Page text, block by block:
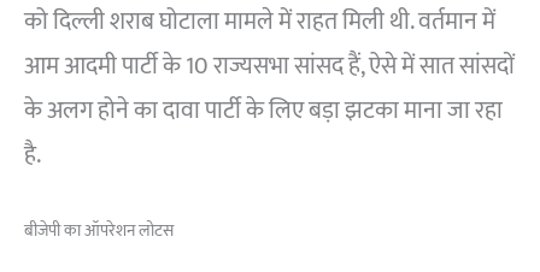
को दिल्ली शराब घोटाला मामले में राहत मिली थी. वर्तमान में
आम आदमी पार्टी के 10 राज्यसभा सांसद हैं, ऐसे में सात सांसदों
के अलग होने का दावा पार्टी के लिए बड़ा झटका माना जा रहा
है.
बीजेपी का ऑपरेशन लोटस